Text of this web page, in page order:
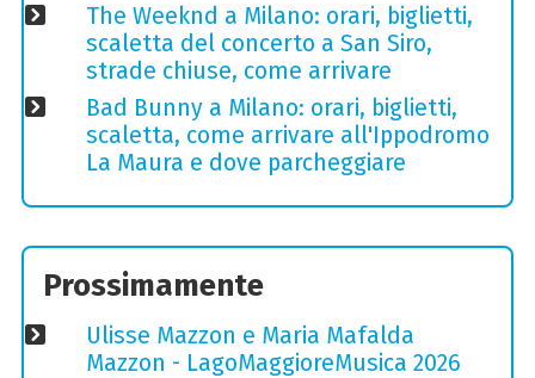
The Weeknd a Milano: orari, biglietti,
scaletta del concerto a San Siro,
strade chiuse, come arrivare
Bad Bunny a Milano: orari, biglietti,
scaletta, come arrivare all'Ippodromo
La Maura e dove parcheggiare
Prossimamente
Ulisse Mazzon e Maria Mafalda
Mazzon - LagoMaggioreMusica 2026